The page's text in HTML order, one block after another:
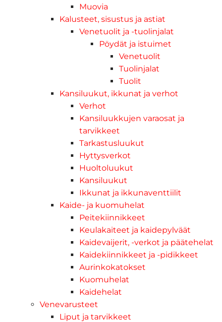
Muovia
Kalusteet, sisustus ja astiat
Venetuolit ja -tuolinjalat
Pöydät ja istuimet
Venetuolit
Tuolinjalat
Tuolit
Kansiluukut, ikkunat ja verhot
Verhot
Kansiluukkujen varaosat ja
tarvikkeet
Tarkastusluukut
Hyttysverkot
Huoltoluukut
Kansiluukut
Ikkunat ja ikkunaventtiilit
Kaide- ja kuomuhelat
Peitekiinnikkeet
Keulakaiteet ja kaidepylväät
Kaidevaijerit, -verkot ja päätehelat
Kaidekiinnikkeet ja -pidikkeet
Aurinkokatokset
Kuomuhelat
Kaidehelat
Venevarusteet
Liput ja tarvikkeet